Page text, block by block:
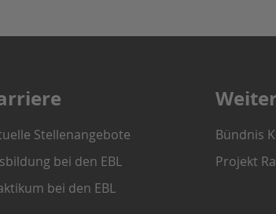
Stellenangebote
bei den EBL
bei den EBL
Bündnis
Projekt